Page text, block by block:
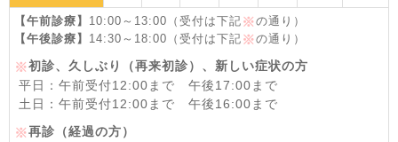
【午前診療】 10:00～13:00（受付は下記 ※の通り）
【午後診療】 14:30～18:00（受付は下記 ※の通り）
※初診、久しぶり（再来初診）、新しい症状の方
平日：午前受付12:00まで 午後17:00まで
土日：午前受付12:00まで 午後16:00まで
※再診（経過の方）